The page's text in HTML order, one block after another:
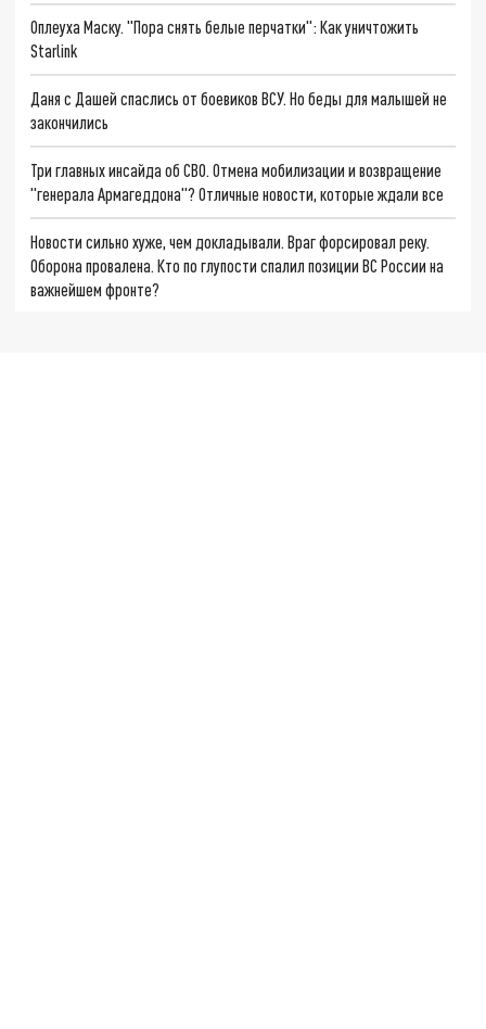
Оплеуха Маску. "Пора снять белые перчатки": Как уничтожить
Starlink
Даня с Дашей спаслись от боевиков ВСУ. Но беды для малышей не
закончились
Три главных инсайда об СВО. Отмена мобилизации и возвращение
"генерала Армагеддона"? Отличные новости, которые ждали все
Новости сильно хуже, чем докладывали. Враг форсировал реку.
Оборона провалена. Кто по глупости спалил позиции ВС России на
важнейшем фронте?